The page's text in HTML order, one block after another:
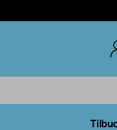
Tilbud